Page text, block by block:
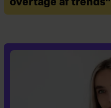
overtage af trends”